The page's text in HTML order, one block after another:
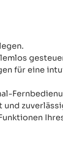
für eine